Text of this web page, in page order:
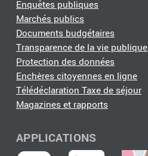
Enquêtes publiques
Marchés publics
Documents budgétaires
Transparence de la vie publique
Protection des données
Enchères citoyennes en ligne
Télédéclaration Taxe de séjour
Magazines et rapports
APPLICATIONS